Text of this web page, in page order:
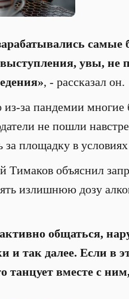
зарабатывались
увы, не
, - рассказал он.
за пандемии
не пошли
за площадку в
Тимаков объяснил
излишнюю дозу
общаться,
и так далее. Если в
вместе с